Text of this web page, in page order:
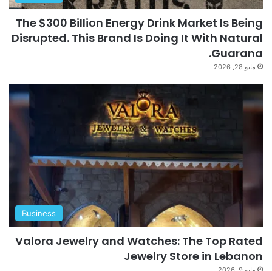
The $300 Billion Energy Drink Market Is Being
Disrupted. This Brand Is Doing It With Natural
Guarana.
مايو 28, 2026
Business
Valora Jewelry and Watches: The Top Rated
Jewelry Store in Lebanon